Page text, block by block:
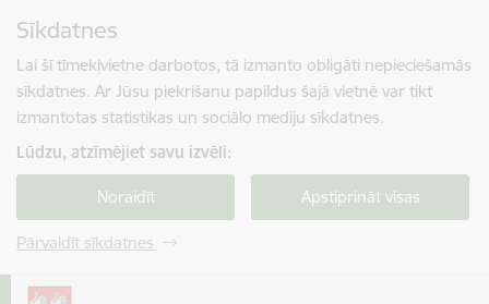
Sīkdatnes
Lai šī tīmekļvietne darbotos, tā izmanto obligāti nepieciešamās
sīkdatnes. Ar Jūsu piekrišanu papildus šajā vietnē var tikt
izmantotas statistikas un sociālo mediju sīkdatnes.
Lūdzu, atzīmējiet savu izvēli:
Noraidīt Apstiprināt visas
Pārvaldīt sīkdatnes